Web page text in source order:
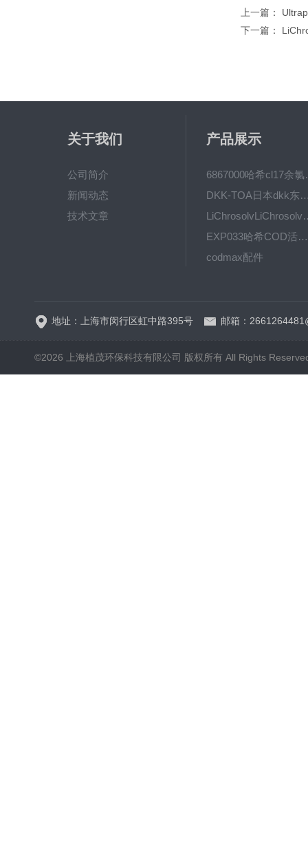
上一篇：
下一篇：
关于我们
公司简介
新闻动态
技术文章
产品展示
6867000
DKK-TOA日本dkk东亚电
EXP033哈希COD活塞泵价格 EXP033
codmax配件
地址：上海市闵行区虹中路395号 邮箱：
©2026 上海植茂环保科技有限公司 版权所有 All Rights